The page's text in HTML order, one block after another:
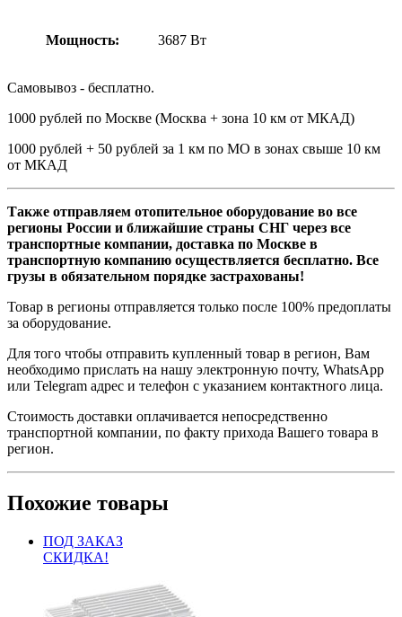
Мощность: 3687 Вт
Самовывоз - бесплатно.
1000 рублей по Москве (Москва + зона 10 км от МКАД)
1000 рублей + 50 рублей за 1 км по МО в зонах свыше 10 км
от МКАД
Также отправляем отопительное оборудование во все
регионы России и ближайшие страны СНГ через все
транспортные компании, доставка по Москве в
транспортную компанию осуществляется бесплатно. Все
грузы в обязательном порядке застрахованы!
Товар в регионы отправляется только после 100% предоплаты
за оборудование.
Для того чтобы отправить купленный товар в регион, Вам
необходимо прислать на нашу электронную почту, WhatsApp
или Telegram адрес и телефон с указанием контактного лица.
Стоимость доставки оплачивается непосредственно
транспортной компании, по факту прихода Вашего товара в
регион.
Похожие товары
ПОД ЗАКАЗ
СКИДКА!